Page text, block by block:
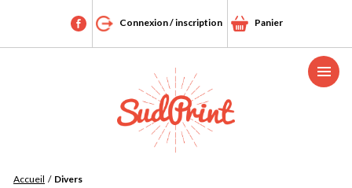
Connexion / inscription Panier
Menu
Accueil / Divers